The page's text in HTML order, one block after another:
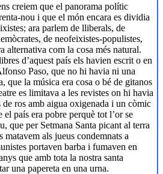
creiem que el panorama polític
nou i que el món encara es dividia
ara parlem de lliberals, de
de neofeixistes-populistes,
alternativa com la cosa més natural.
d’aquest país els havien escrit o en
Paso, que no hi havia ni una
que la música era cosa o bé de gitanos
es limitava a les revistes on hi havia
ros amb aigua oxigenada i un còmic
país era pobre perquè tot l’or se
que per Setmana Santa picant al terra
matavem als jueus condemnats a
portaven barba i fumaven en
que amb tota la nostra santa
una papereta en una urna.